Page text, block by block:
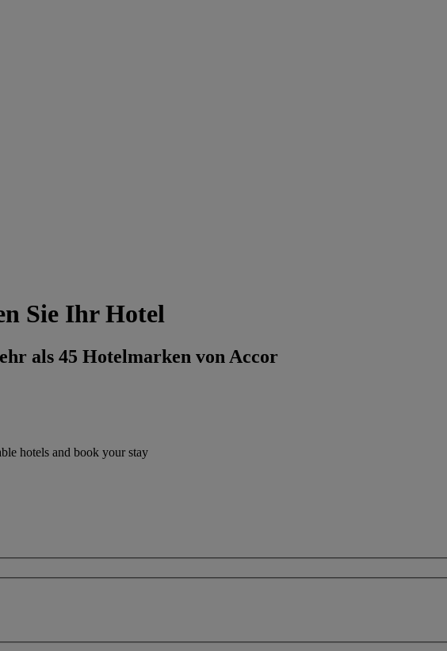
Sie Ihr Hotel
als 45 Hotelmarken von Accor
hotels and book your stay